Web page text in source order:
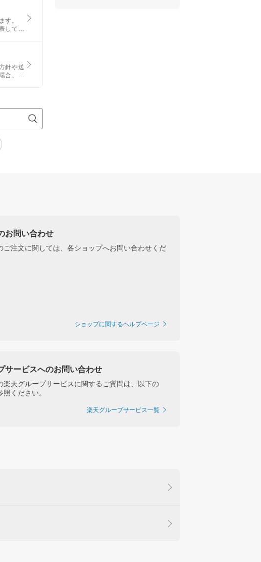
ます。
してい
針や送
合、送
お問い合わせ
ご注文に関しては、各ショップへお問い合わせくだ
ショップに関するヘルプページ
サービスへのお問い合わせ
楽天グループサービスに関するご質問は、以下の
ください。
楽天グループサービス一覧